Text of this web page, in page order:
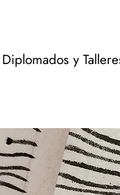
Diplomados y